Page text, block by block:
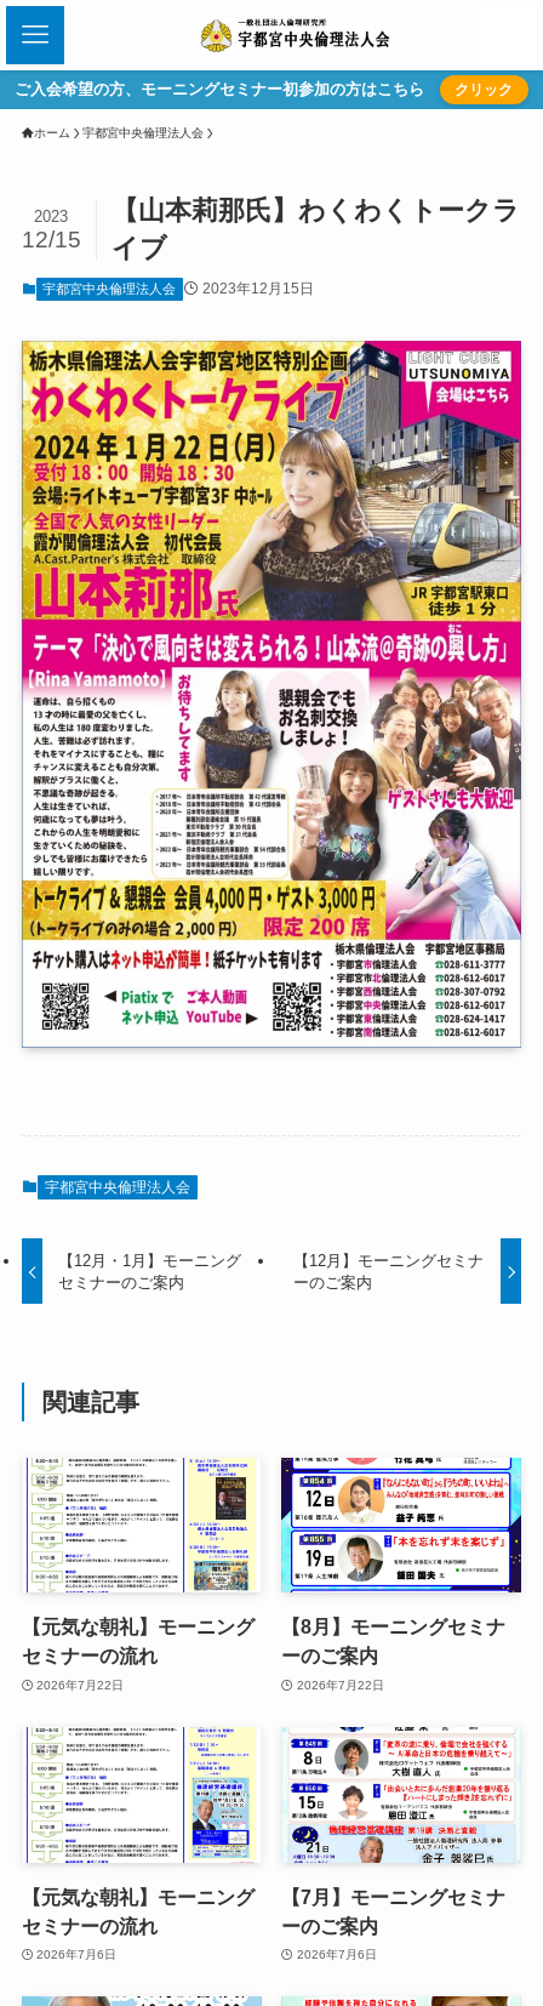
ご入会希望の方、モーニングセミナー初参加の方はこちら クリック
ホーム 宇都宮中央倫理法人会
【山本莉那氏】わくわくトークラ
イブ
2023
12/15
宇都宮中央倫理法人会 2023年12月15日
宇都宮中央倫理法人会
【12月・1月】モーニング
セミナーのご案内
【12月】モーニングセミナ
ーのご案内
関連記事
【元気な朝礼】モーニング
セミナーの流れ
2026年7月22日
【8月】モーニングセミナ
ーのご案内
2026年7月22日
【元気な朝礼】モーニング
セミナーの流れ
2026年7月6日
【7月】モーニングセミナ
ーのご案内
2026年7月6日